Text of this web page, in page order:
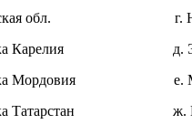
обл. г.
Карелия д.
Мордовия е.
Татарстан ж.